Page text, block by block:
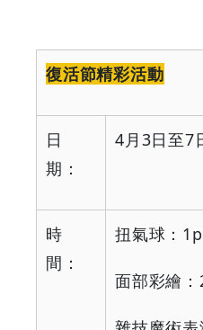
復活節精彩活動
日
期：
4月 3日至7
時
間：
扭氣球：
面部彩繪：